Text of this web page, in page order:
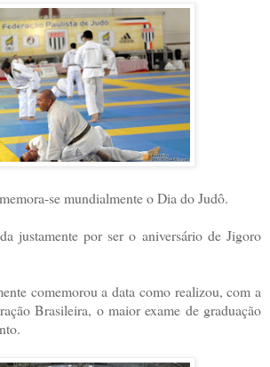
se mundialmente o Dia do Judô.
justamente por ser o aniversário de Jigoro
comemorou a data como realizou, com a
Brasileira, o maior exame de graduação